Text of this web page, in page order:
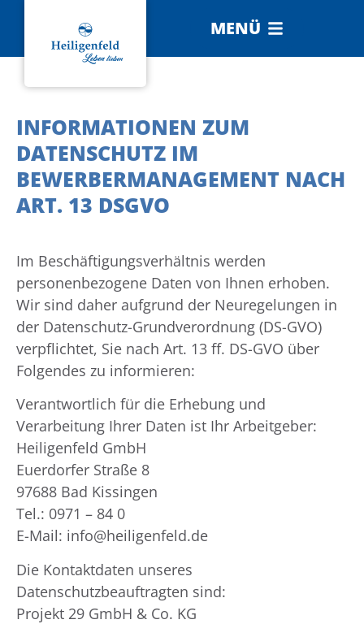
MENÜ
INFORMATIONEN ZUM
DATENSCHUTZ IM
BEWERBERMANAGEMENT NACH
ART. 13 DSGVO
Im Beschäftigungsverhältnis werden
personenbezogene Daten von Ihnen erhoben.
Wir sind daher aufgrund der Neuregelungen in
der Datenschutz-Grundverordnung (DS-GVO)
verpflichtet, Sie nach Art. 13 ff. DS-GVO über
Folgendes zu informieren:
Verantwortlich für die Erhebung und
Verarbeitung Ihrer Daten ist Ihr Arbeitgeber:
Heiligenfeld GmbH
Euerdorfer Straße 8
97688 Bad Kissingen
Tel.: 0971 – 84 0
E-Mail: info@heiligenfeld.de
Die Kontaktdaten unseres
Datenschutzbeauftragten sind:
Projekt 29 GmbH & Co. KG